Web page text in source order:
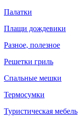
Палатки
Плащи дождевики
Разное, полезное
Решетки гриль
Спальные мешки
Термосумки
Туристическая мебель